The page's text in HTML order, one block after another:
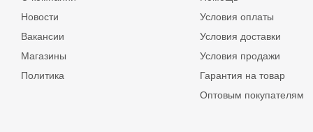
Новости
Вакансии
Магазины
Политика
Условия оплаты
Условия доставки
Условия продажи
Гарантия на товар
Оптовым покупателям